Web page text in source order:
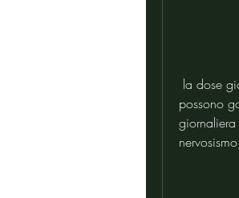
possono